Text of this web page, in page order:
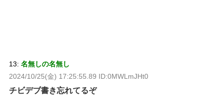
13: 名無しの名無し
2024/10/25(金) 17:25:55.89 ID:0MWLmJHt0
チビデブ書き忘れてるぞ